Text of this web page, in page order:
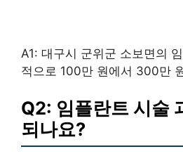
A1: 대구시 군위군 소보면의
적으로 100만 원에서 300만
Q2: 임플란트 시술
되나요?